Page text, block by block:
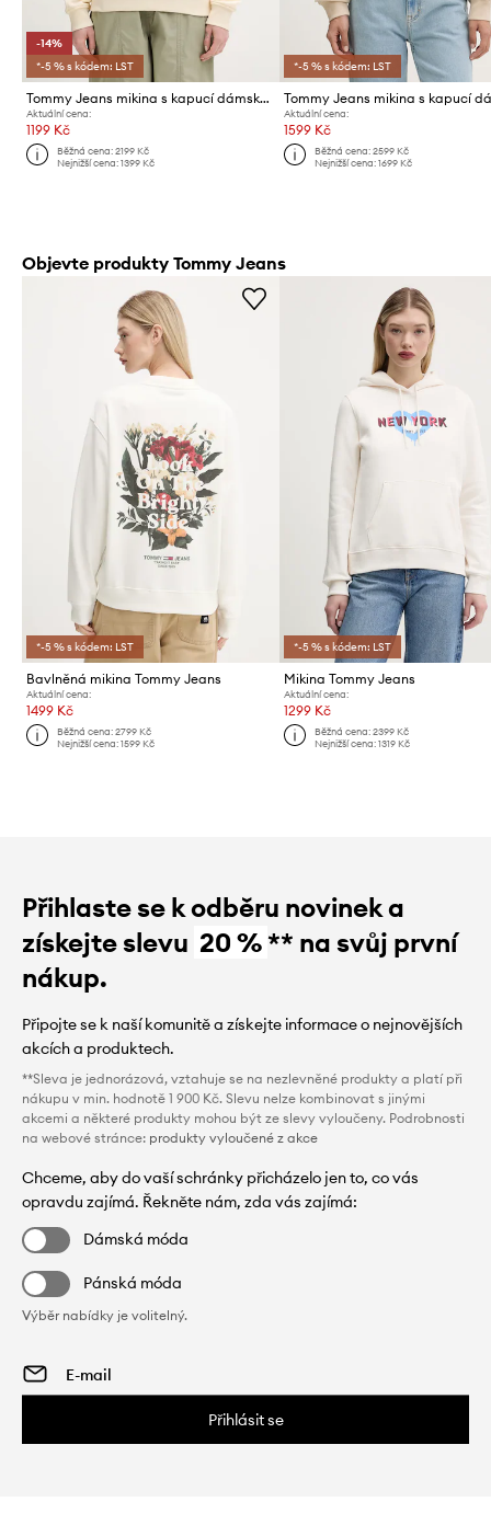
-14%
*-5 % s kódem: LST
Tommy Jeans mikina s kapucí dámská bavlněná s elastanem
Aktuální cena:
1199 Kč
Běžná cena:2199 Kč
Nejnižší cena:1399 Kč
*-5 % s kódem: LST
Aktuální cena:
1599 Kč
Běžná cena: 2599 Kč
Nejnižší cena: 1699 Kč
Objevte produkty Tommy Jeans
*-5 % s kódem: LST
Bavlněná mikina Tommy Jeans
Aktuální cena:
1499 Kč
Běžná cena:2799 Kč
Nejnižší cena:1599 Kč
*-5 % s kódem: LST
Mikina Tommy Jeans
Aktuální cena:
1299 Kč
Běžná cena: 2399 Kč
Nejnižší cena: 1319 Kč
Přihlaste se k odběru novinek a
získejte slevu 20 %** na svůj první
nákup.
Připojte se k naší komunitě a získejte informace o nejnovějších
akcích a produktech.
**Sleva je jednorázová, vztahuje se na nezlevněné produkty a platí při
nákupu v min. hodnotě 1 900 Kč. Slevu nelze kombinovat s jinými
akcemi a některé produkty mohou být ze slevy vyloučeny. Podrobnosti
na webové stránce: produkty vyloučené z akce
Chceme, aby do vaší schránky přicházelo jen to, co vás
opravdu zajímá. Řekněte nám, zda vás zajímá:
Dámská móda
Pánská móda
Výběr nabídky je volitelný.
Přihlásit se